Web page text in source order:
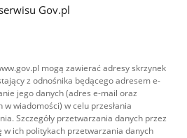
Gov.pl
mogą zawierać adresy skrzynek
z odnośnika będącego adresem e-
jego danych (adres e-mail oraz
wiadomości) w celu przesłania
Szczegóły przetwarzania danych przez
w ich politykach przetwarzania danych